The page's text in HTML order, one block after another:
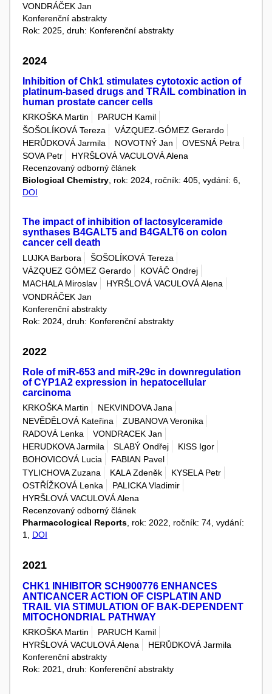
VONDRÁČEK Jan
Konferenční abstrakty
Rok: 2025, druh: Konferenční abstrakty
2024
Inhibition of Chk1 stimulates cytotoxic action of
platinum-based drugs and TRAIL combination in
human prostate cancer cells
KRKOŠKA Martin
PARUCH Kamil
ŠOŠOLÍKOVÁ Tereza
VÁZQUEZ-GÓMEZ Gerardo
HERŮDKOVÁ Jarmila
NOVOTNÝ Jan
OVESNÁ Petra
SOVA Petr
HYRŠLOVÁ VACULOVÁ Alena
Recenzovaný odborný článek
Biological Chemistry, rok: 2024, ročník: 405, vydání: 6,
DOI
The impact of inhibition of lactosylceramide
synthases B4GALT5 and B4GALT6 on colon
cancer cell death
LUJKA Barbora
ŠOŠOLÍKOVÁ Tereza
VÁZQUEZ GÓMEZ Gerardo
KOVÁČ Ondrej
MACHALA Miroslav
HYRŠLOVÁ VACULOVÁ Alena
VONDRÁČEK Jan
Konferenční abstrakty
Rok: 2024, druh: Konferenční abstrakty
2022
Role of miR-653 and miR-29c in downregulation
of CYP1A2 expression in hepatocellular
carcinoma
KRKOŠKA Martin
NEKVINDOVA Jana
NEVĚDĚLOVÁ Kateřina
ZUBANOVA Veronika
RADOVÁ Lenka
VONDRACEK Jan
HERUDKOVA Jarmila
SLABÝ Ondřej
KISS Igor
BOHOVICOVÁ Lucia
FABIAN Pavel
TYLICHOVA Zuzana
KALA Zdeněk
KYSELA Petr
OSTŘÍŽKOVÁ Lenka
PALICKA Vladimir
HYRŠLOVÁ VACULOVÁ Alena
Recenzovaný odborný článek
Pharmacological Reports, rok: 2022, ročník: 74, vydání:
1, DOI
2021
CHK1 INHIBITOR SCH900776 ENHANCES
ANTICANCER ACTION OF CISPLATIN AND
TRAIL VIA STIMULATION OF BAK-DEPENDENT
MITOCHONDRIAL PATHWAY
KRKOŠKA Martin
PARUCH Kamil
HYRŠLOVÁ VACULOVÁ Alena
HERŮDKOVÁ Jarmila
Konferenční abstrakty
Rok: 2021, druh: Konferenční abstrakty